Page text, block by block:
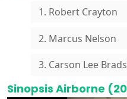
1. Robert Crayton
2. Marcus Nelson
3. Carson Lee
Sinopsis Airborne